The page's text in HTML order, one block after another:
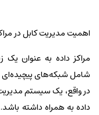
اهمیت مدیریت کابل در
مراکز داده به عنوان یک
شامل شبکه‌های پیچیده‌ای
در واقع، یک سیستم مدیریت
داده به همراه داشته